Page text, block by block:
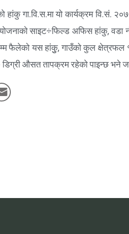
हांकु गा.वि.स.मा यो कार्यक्रम वि.सं.
साइट÷फिल्ड अफिस हांकु,
फैलेको यस हांकुु, गाउँको कुल
औसत तापक्रम रहेको पाइन्छ भने